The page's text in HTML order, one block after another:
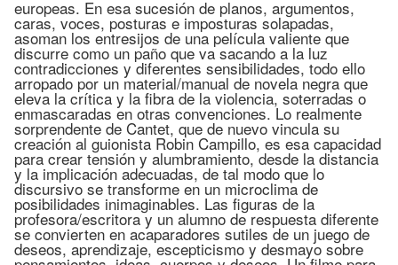
europeas. En esa sucesión de planos, argumentos,
caras, voces, posturas e imposturas solapadas,
asoman los entresijos de una película valiente que
discurre como un paño que va sacando a la luz
contradicciones y diferentes sensibilidades, todo ello
arropado por un material/manual de novela negra que
eleva la crítica y la fibra de la violencia, soterradas o
enmascaradas en otras convenciones. Lo realmente
sorprendente de Cantet, que de nuevo vincula su
creación al guionista Robin Campillo, es esa capacidad
para crear tensión y alumbramiento, desde la distancia
y la implicación adecuadas, de tal modo que lo
discursivo se transforme en un microclima de
posibilidades inimaginables. Las figuras de la
profesora/escritora y un alumno de respuesta diferente
se convierten en acaparadores sutiles de un juego de
deseos, aprendizaje, escepticismo y desmayo sobre